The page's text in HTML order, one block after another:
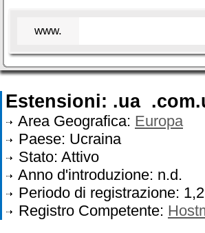
www.
Estensioni: .ua
Area Geografica: Europa
Paese: Ucraina
Stato: Attivo
Anno d'introduzione: n.d.
Periodo di registrazione:
Registro Competente: